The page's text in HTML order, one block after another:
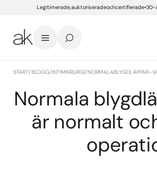
Legitimerade, auktoriserade och certifierade 30-
START/BLOGG/INTIMKIRURGI/NORMALA BLYGDLÄPPAR –
Normala
är normalt